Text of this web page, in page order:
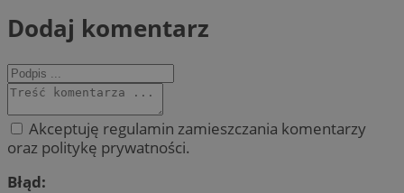
Dodaj komentarz
Akceptuję regulamin zamieszczania komentarzy
oraz politykę prywatności.
Błąd: